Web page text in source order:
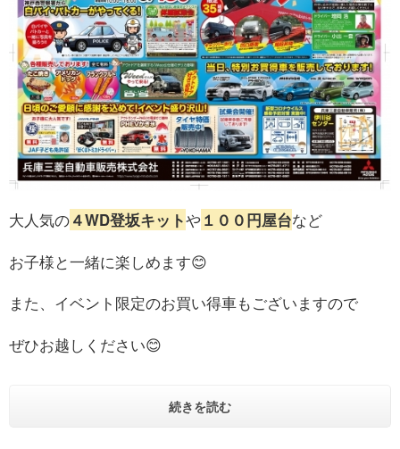
大人気の４WD登坂キットや １００円屋台など
お子様と一緒に楽しめます😊
また、イベント限定のお買い得車もございますので
ぜひお越しください😊
続きを読む